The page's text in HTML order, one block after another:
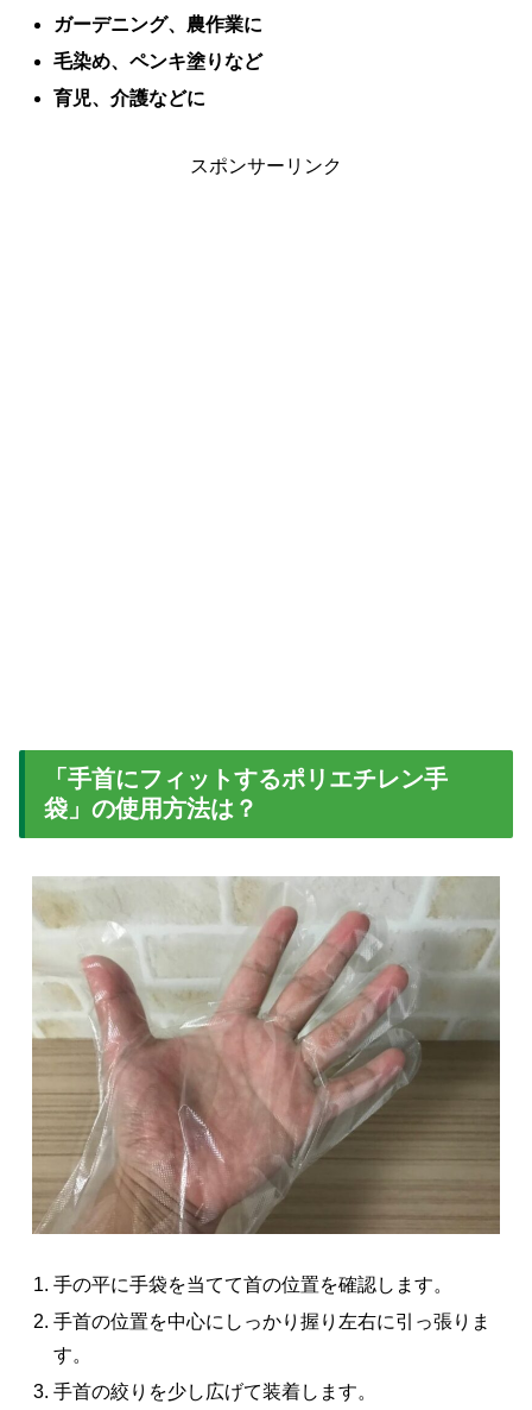
ガーデニング、農作業に
毛染め、ペンキ塗りなど
育児、介護などに
スポンサーリンク
「手首にフィットするポリエチレン手
袋」の使用方法は？
手の平に手袋を当てて首の位置を確認します。
手首の位置を中心にしっかり握り左右に引っ張りま
す。
手首の絞りを少し広げて装着します。